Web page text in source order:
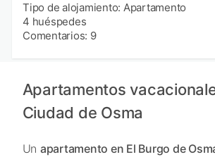
Tipo de alojamiento: Apartamento
4 huéspedes
Comentarios: 9
Apartamentos
Ciudad de Osma
Un apartamento en El Burgo de